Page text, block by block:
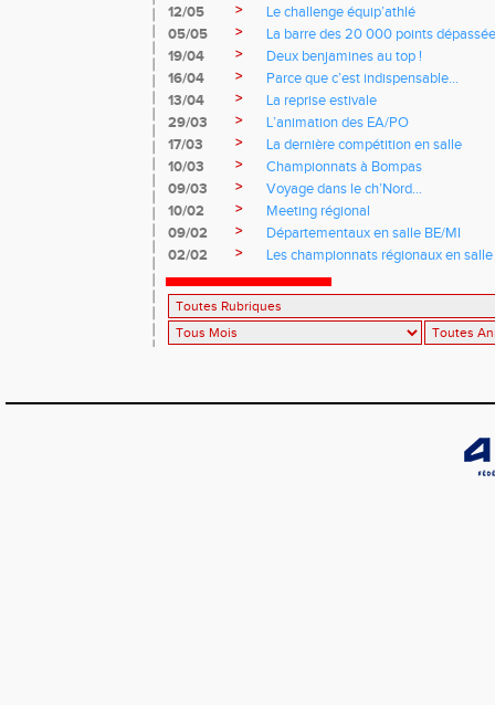
12/05
>
Le challenge équip’athlé
05/05
>
La barre des 20 000 points
19/04
>
Deux benjamines au top !
16/04
>
Parce que c’est indispensable…
13/04
>
La reprise estivale
29/03
>
L’animation des EA/PO
17/03
>
La dernière compétition en salle
10/03
>
Championnats à Bompas
09/03
>
Voyage dans le ch’Nord…
10/02
>
Meeting régional
09/02
>
Départementaux en salle BE/MI
02/02
> Les championnats régionaux en salle